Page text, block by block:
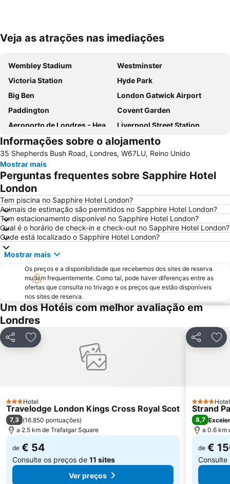
Ampliar mapa
Veja as atrações nas imediações
Wembley Stadium
Westminster
Victoria Station
Hyde Park
Big Ben
London Gatwick Airport
Paddington
Covent Garden
Aeroporto de Londres - Heathrow
Liverpool Street Station
Soho
Kings Cross
Metrô de Londres
Paddington Station
Piccadilly Circus
Kensington
South Kensington
The O2 Arena
Victoria
Grosvenor Victoria Casino
Picadilly Circus Station
London Luton Airport
Wembley
Palácio de Buckingham
ExCeL
Notting Hill
London Bridge
Tower Bridge
Oxford Street
St Pancras Station
Passeando a Pé em Londres
King's Cross Station
Tottenham Hotspur Stadium
Bloomsbury
Aeroporto da Cidade de Londres
Earls Court
Mayfair
Museu Britânico
Leicester Square
Informações sobre o alojamento
35 Shepherds Bush Road, Londres, W67LU, Reino Unido
Mostrar mais
Perguntas frequentes sobre Sapphire Hotel
London
Tem piscina no Sapphire Hotel London?
Animais de estimação são permitidos no Sapphire Hotel London?
Tem estacionamento disponível no Sapphire Hotel London?
Qual é o horário de check-in e check-out no Sapphire Hotel London?
Onde está localizado o Sapphire Hotel London?
Mostrar mais
Os preços e a disponibilidade que recebemos dos sites de reserva
mudam frequentemente. Como tal, pode haver diferenças entre as
ofertas que consulta no trivago e os preços que estão disponíveis
nos sites de reserva.
Um dos Hotéis com melhor avaliação em
Londres
PartilharAdicionar aos favoritos
3 Estrelas
Hotel
Travelodge London Kings Cross Royal Scot
7,3 (16.850 pontuações)
a 2.5 km de Trafalgar Square
de € 54
Consulte os preços de 11 sites
Ver preços
Partilhar
4 Estrelas
Hotel
Strand
8,7
a 0.6 km
de €